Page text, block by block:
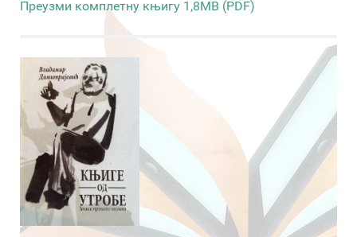
Преузми комплетну књигу 1,8MB (PDF)